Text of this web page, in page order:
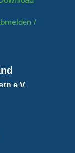
/
e.V.